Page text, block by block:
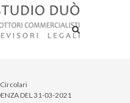
Circolari
DEL 31-03-2021